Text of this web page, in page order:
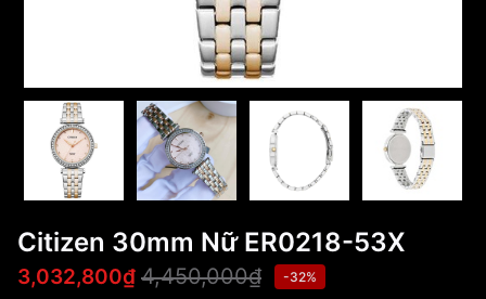
Citizen 30mm Nữ ER0218-53X
3,032,800₫ 4,450,000₫ -32%